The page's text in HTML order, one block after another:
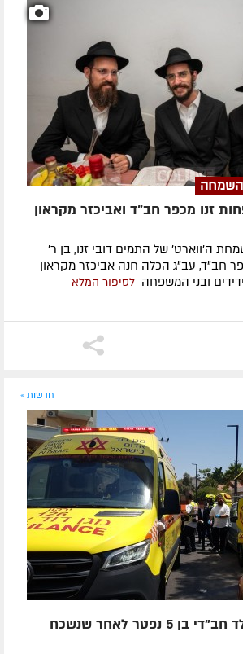
זנו מכפר חב"ד ואביכזר מקראון
ה'ווארט' של התמים דובי זנו, בן ר'
חב"ד, עב"ג הכלה חנה אביכזר מקראון
ובני המשפחה לסיפור המלא
חדשות »
טרגדיה נוראית: ילד חב"די בן 5 נפטר לאחר שנשכח